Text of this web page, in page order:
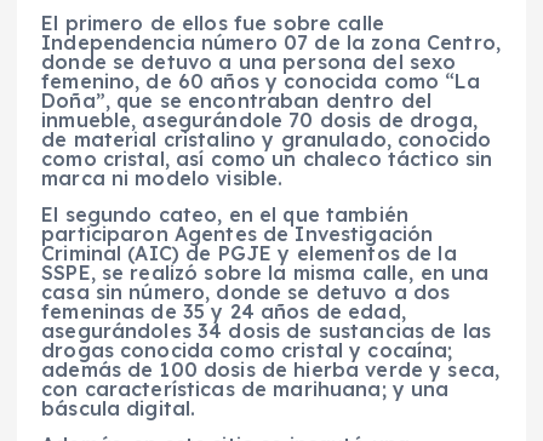
El primero de ellos fue sobre calle
Independencia número 07 de la zona Centro,
donde se detuvo a una persona del sexo
femenino, de 60 años y conocida como “La
Doña”, que se encontraban dentro del
inmueble, asegurándole 70 dosis de droga,
de material cristalino y granulado, conocido
como cristal, así como un chaleco táctico sin
marca ni modelo visible.
El segundo cateo, en el que también
participaron Agentes de Investigación
Criminal (AIC) de PGJE y elementos de la
SSPE, se realizó sobre la misma calle, en una
casa sin número, donde se detuvo a dos
femeninas de 35 y 24 años de edad,
asegurándoles 34 dosis de sustancias de las
drogas conocida como cristal y cocaína;
además de 100 dosis de hierba verde y seca,
con características de marihuana; y una
báscula digital.